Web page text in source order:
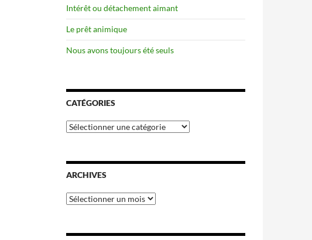
Intérêt ou détachement aimant
Le prêt animique
Nous avons toujours été seuls
CATÉGORIES
Catégories
ARCHIVES
Archives